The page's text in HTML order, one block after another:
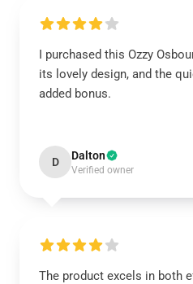
I purchased this Ozzy
its lovely design, and the
added bonus.
D Dalton
Verified owner
The product excels in both